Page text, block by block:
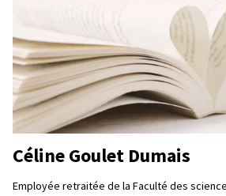
Céline Goulet Dumais
Employée retraitée de la Faculté des